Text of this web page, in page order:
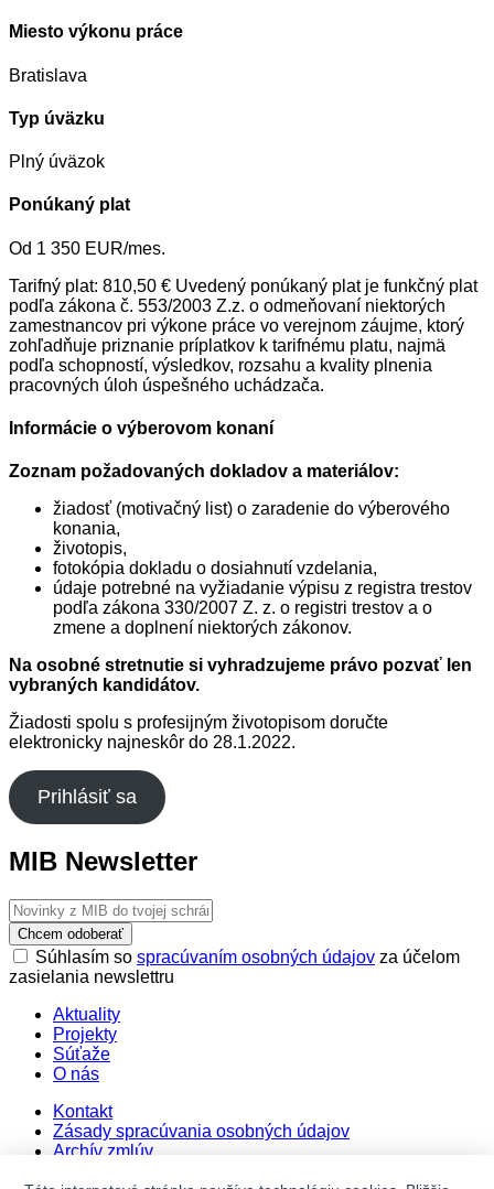
Miesto výkonu práce
Bratislava
Typ úväzku
Plný úväzok
Ponúkaný plat
Od 1 350 EUR/mes.
Tarifný plat: 810,50 € Uvedený ponúkaný plat je funkčný plat
podľa zákona č. 553/2003 Z.z. o odmeňovaní niektorých
zamestnancov pri výkone práce vo verejnom záujme, ktorý
zohľadňuje priznanie príplatkov k tarifnému platu, najmä
podľa schopností, výsledkov, rozsahu a kvality plnenia
pracovných úloh úspešného uchádzača.
Informácie o výberovom konaní
Zoznam požadovaných dokladov a materiálov:
žiadosť (motivačný list) o zaradenie do výberového
konania,
životopis,
fotokópia dokladu o dosiahnutí vzdelania,
údaje potrebné na vyžiadanie výpisu z registra trestov
podľa zákona 330/2007 Z. z. o registri trestov a o
zmene a doplnení niektorých zákonov.
Na osobné stretnutie si vyhradzujeme právo pozvať len
vybraných kandidátov.
Žiadosti spolu s profesijným životopisom doručte
elektronicky najneskôr do 28.1.2022.
Prihlásiť sa
MIB Newsletter
Chcem odoberať
Súhlasím so spracúvaním osobných údajov za účelom
zasielania newslettru
Aktuality
Projekty
Súťaže
O nás
Kontakt
Zásady spracúvania osobných údajov
Archív zmlúv